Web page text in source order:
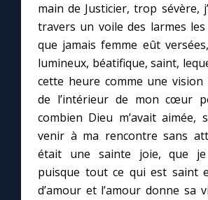
main de Justicier, trop sévère,
travers un voile des larmes
que jamais femme eût
lumineux, béatifique, saint,
cette heure comme une
de l’intérieur de mon cœur
combien Dieu m’avait aimée,
venir à ma rencontre sans
était une sainte joie, que je
puisque tout ce qui est saint
d’amour et l’amour donne sa